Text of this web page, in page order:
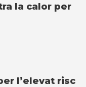
la calor per
l’elevat risc